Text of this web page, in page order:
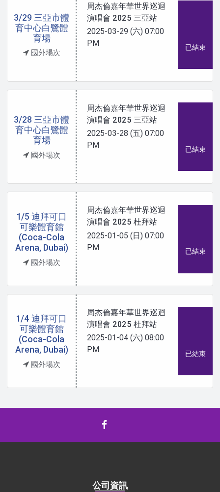
3/29 三亞市體
育中心白鷺體
育場
國外場次
周杰倫嘉年華世界巡迴
演唱會 2025 三亞站
2025-03-29 (六) 07:00
PM
已結束
3/28 三亞市體
育中心白鷺體
育場
國外場次
周杰倫嘉年華世界巡迴
演唱會 2025 三亞站
2025-03-28 (五) 07:00
PM
已結束
1/5 迪拜可口
可樂體育館
(Coca-Cola
Arena, Dubai)
國外場次
周杰倫嘉年華世界巡迴
演唱會 2025 杜拜站
2025-01-05 (日) 07:00
PM
已結束
1/4 迪拜可口
可樂體育館
(Coca-Cola
Arena, Dubai)
國外場次
周杰倫嘉年華世界巡迴
演唱會 2025 杜拜站
2025-01-04 (六) 08:00
PM
已結束
公司資訊